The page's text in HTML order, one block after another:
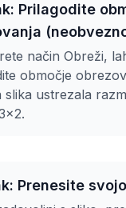
Prilagodite
način Obreži,
območje
slika ustrezala
Prenesite